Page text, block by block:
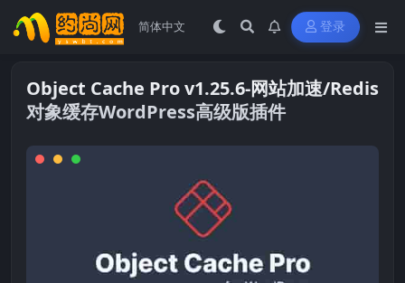
登录
Object Cache Pro v1.25.6-网站加速/Redis
对象缓存WordPress高级版插件